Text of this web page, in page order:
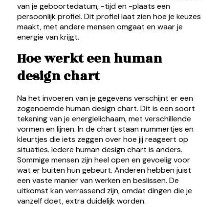
van je geboortedatum, -tijd en -plaats een
persoonlijk profiel. Dit profiel laat zien hoe je keuzes
maakt, met andere mensen omgaat en waar je
energie van krijgt.
Hoe werkt een human
design chart
Na het invoeren van je gegevens verschijnt er een
zogenoemde human design chart. Dit is een soort
tekening van je energielichaam, met verschillende
vormen en lijnen. In de chart staan nummertjes en
kleurtjes die iets zeggen over hoe jij reageert op
situaties. Iedere human design chart is anders.
Sommige mensen zijn heel open en gevoelig voor
wat er buiten hun gebeurt. Anderen hebben juist
een vaste manier van werken en beslissen. De
uitkomst kan verrassend zijn, omdat dingen die je
vanzelf doet, extra duidelijk worden.